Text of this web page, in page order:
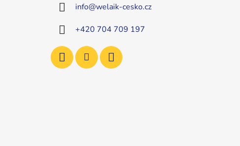
info@welaik-cesko.cz
+420 704 709 197